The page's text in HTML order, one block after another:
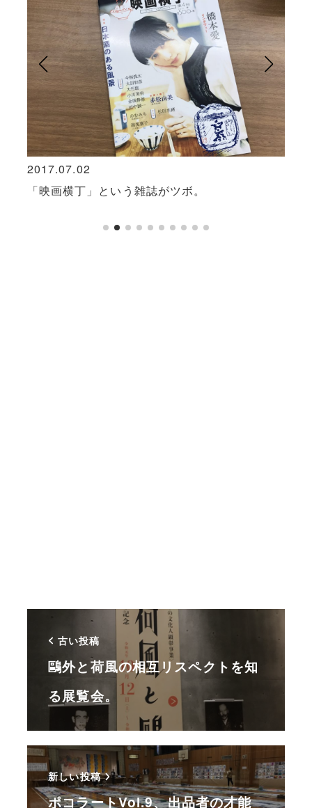
2017.07.02
「映画横丁」という雑誌がツボ。
古い投稿
鷗外と荷風の相互リスペクトを知
る展覧会。
新しい投稿
ポコラートVol.9、出品者の才能